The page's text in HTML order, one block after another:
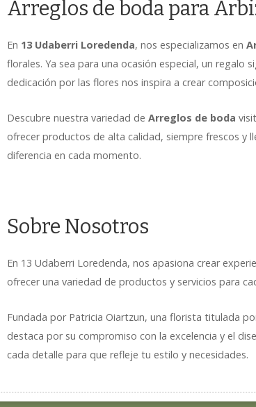
Arreglos de boda para
En 13 Udaberri Loredenda, nos especializamos en
florales. Ya sea para una ocasión especial, un
dedicación por las flores nos inspira a crear
Descubre nuestra variedad de Arreglos de boda
ofrecer productos de alta calidad, siempre frescos y
diferencia en cada momento.
Sobre Nosotros
En 13 Udaberri Loredenda, nos apasiona crear
ofrecer una variedad de productos y servicios para
Fundada por Patricia Oiartzun, una florista titulada
destaca por su compromiso con la excelencia y el
cada detalle para que refleje tu estilo y necesidades.